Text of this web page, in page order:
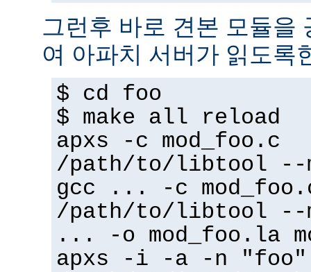
그런후 바로 견본 모듈을
여 아파치 서버가 읽도록
$ cd foo
$ make all reload
apxs -c mod_foo.c
/path/to/libtool --
gcc ... -c
/path/to/libtool --
... -o mod_foo.la
apxs -i -a -n "foo"